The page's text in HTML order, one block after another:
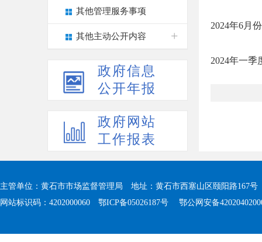
其他管理服务事项
其他主动公开内容
政府信息
公开年报
政府网站
工作报表
2024年6月
2024年一季
主管单位：黄石市市场监督管理局 地址：黄石市西塞山区颐阳路167号
网站标识码：4202000060 鄂ICP备05026187号 鄂公网安备